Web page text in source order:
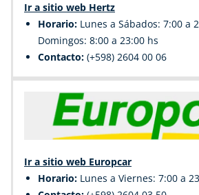
Ir a sitio web Hertz
Horario: Lunes a Sábados: 7:00 a
Domingos: 8:00 a 23:00 hs
Contacto: (+598) 2604 00 06
Ir a sitio web Europcar
Horario: Lunes a Viernes: 7:00 a